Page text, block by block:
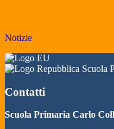
Notizie
Scuola
Contatti
Scuola Primaria Carlo